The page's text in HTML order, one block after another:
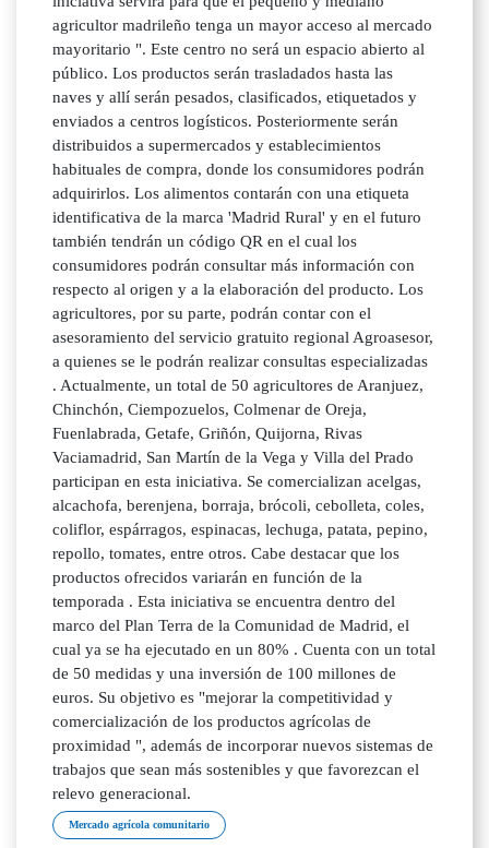
agricultor madrileño tenga un mayor acceso al mercado
mayoritario ". Este centro no será un espacio abierto al
público. Los productos serán trasladados hasta las
naves y allí serán pesados, clasificados, etiquetados y
enviados a centros logísticos. Posteriormente serán
distribuidos a supermercados y establecimientos
habituales de compra, donde los consumidores podrán
adquirirlos. Los alimentos contarán con una etiqueta
identificativa de la marca 'Madrid Rural' y en el futuro
también tendrán un código QR en el cual los
consumidores podrán consultar más información con
respecto al origen y a la elaboración del producto. Los
agricultores, por su parte, podrán contar con el
asesoramiento del servicio gratuito regional Agroasesor,
a quienes se le podrán realizar consultas especializadas
. Actualmente, un total de 50 agricultores de Aranjuez,
Chinchón, Ciempozuelos, Colmenar de Oreja,
Fuenlabrada, Getafe, Griñón, Quijorna, Rivas
Vaciamadrid, San Martín de la Vega y Villa del Prado
participan en esta iniciativa. Se comercializan acelgas,
alcachofa, berenjena, borraja, brócoli, cebolleta, coles,
coliflor, espárragos, espinacas, lechuga, patata, pepino,
repollo, tomates, entre otros. Cabe destacar que los
productos ofrecidos variarán en función de la
temporada . Esta iniciativa se encuentra dentro del
marco del Plan Terra de la Comunidad de Madrid, el
cual ya se ha ejecutado en un 80% . Cuenta con un total
de 50 medidas y una inversión de 100 millones de
euros. Su objetivo es "mejorar la competitividad y
comercialización de los productos agrícolas de
proximidad ", además de incorporar nuevos sistemas de
trabajos que sean más sostenibles y que favorezcan el
relevo generacional.
Mercado agrícola comunitario